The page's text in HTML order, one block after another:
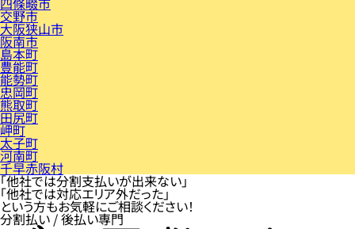
交野市
大阪狭山市
阪南市
島本町
豊能町
能勢町
忠岡町
熊取町
田尻町
岬町
太子町
河南町
千早赤阪村
「他社では分割支払いが出来ない」
「他社では対応エリア外だった」
という方もお気軽にご相談ください！
分割払い / 後払い専門